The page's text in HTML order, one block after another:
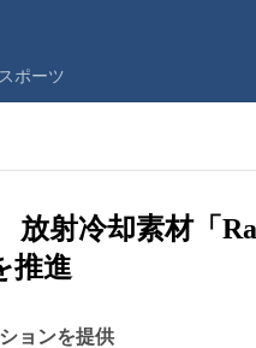
スポーツ
射冷却素材「
推進
ョンを提供